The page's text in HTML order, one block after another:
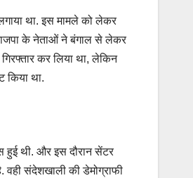
था. इस मामले को लेकर
भाजपा के नेताओं ने बंगाल से लेकर
कर लिया था, लेकिन
किया था.
हुई थी. और इस दौरान सेंटर
वही संदेशखाली की डेमोग्राफी